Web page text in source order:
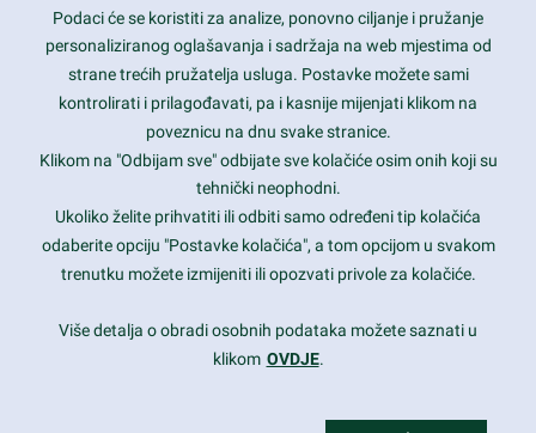
Contact Info
1600 Amphitheatre Parkway, Mountain View, CA 94043
prothemes.net@gmail.com
Daily: 9:00 am - 6:00 pm
Sunday: Closed
Copyright 2017FRESHFACE© All Rights Reserved
Podaci će se koristiti za analize, ponovno ciljanje i pružanje
personaliziranog oglašavanja i sadržaja na web mjestima od
strane trećih pružatelja usluga. Postavke možete sami
kontrolirati i prilagođavati, pa i kasnije mijenjati klikom na
poveznicu na dnu svake stranice.
Klikom na "Odbijam sve" odbijate sve kolačiće osim onih koji su
tehnički neophodni.
Ukoliko želite prihvatiti ili odbiti samo određeni tip kolačića
odaberite opciju "Postavke kolačića", a tom opcijom u svakom
trenutku možete izmijeniti ili opozvati privole za kolačiće.
Više detalja o obradi osobnih podataka možete saznati u
klikom OVDJE.